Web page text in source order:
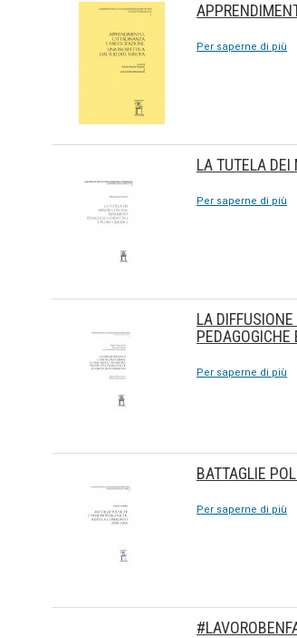
Per saperne di più
LA TUTELA DEI
Per saperne di più
LA
Per saperne di più
BATTAGLIE
Per saperne di più